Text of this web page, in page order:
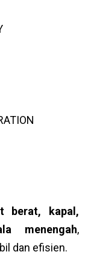
berat, kapal,
menengah,
dan efisien.